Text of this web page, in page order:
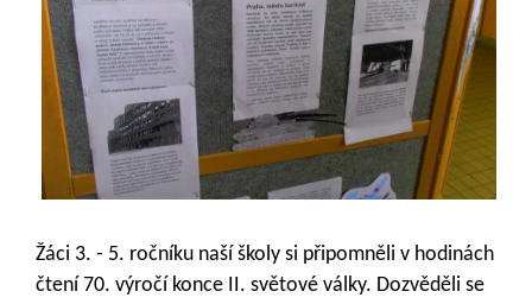
Žáci 3. - 5. ročníku naší školy si připomněli v hodinách
čtení 70. výročí konce II. světové války. Dozvěděli se